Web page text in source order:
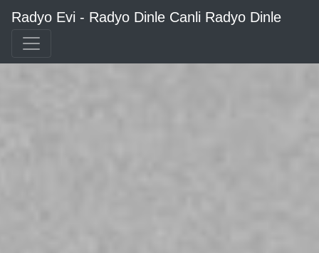
Radyo Evi - Radyo Dinle Canli Radyo Dinle